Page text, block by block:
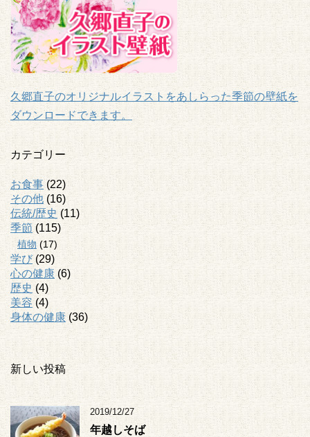
久郷直子のオリジナルイラストをあしらった季節の壁紙を
ダウンロードできます。
カテゴリー
お食事 (22)
その他 (16)
伝統/歴史 (11)
季節 (115)
植物 (17)
学び(29)
心の健康 (6)
歴史(4)
美容(4)
身体の健康(36)
新しい投稿
2019/12/27
年越しそば